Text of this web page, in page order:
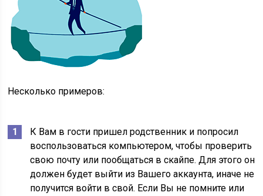
Несколько примеров:
К Вам в гости пришел родственник и попросил
воспользоваться компьютером, чтобы проверить
свою почту или пообщаться в скайпе. Для этого он
должен будет выйти из Вашего аккаунта, иначе не
получится войти в свой. Если Вы не помните или